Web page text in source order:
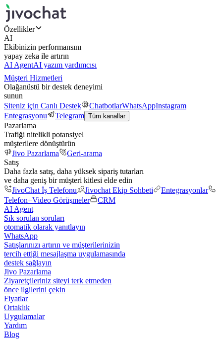
Özellikler
AI
Ekibinizin performansını
yapay zeka ile artırın
AI AgentAI yazım yardımcısı
Müşteri Hizmetleri
Olağanüstü bir destek deneyimi
sunun
Siteniz için Canlı Destek
ChatbotlarWhatsAppInstagram
Entegrasyonu
Telegram Tüm kanallar
Pazarlama
Trafiği nitelikli potansiyel
müşterilere dönüştürün
Jivo Pazarlama
Geri-arama
Satış
Daha fazla satış, daha yüksek sipariş tutarları
ve daha geniş bir müşteri kitlesi elde edin
JivoChat İş Telefonu
Jivochat Ekip Sohbeti
Entegrasyonlar
Telefon+Video Görüşmeler
CRM
AI Agent
Sık sorulan soruları
otomatik olarak yanıtlayın
WhatsApp
Satışlarınızı artırın ve müşterilerinizin
tercih ettiği mesajlaşma uygulamasında
destek sağlayın
Jivo Pazarlama
Ziyaretçileriniz siteyi terk etmeden
önce ilgilerini çekin
Fiyatlar
Ortaklık
Uygulamalar
Yardım
Blog